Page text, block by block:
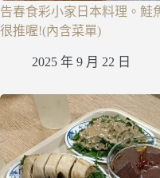
告春食彩小家日本料理。鮭
很推喔!(內含菜單)
2025 年 9 月 22 日